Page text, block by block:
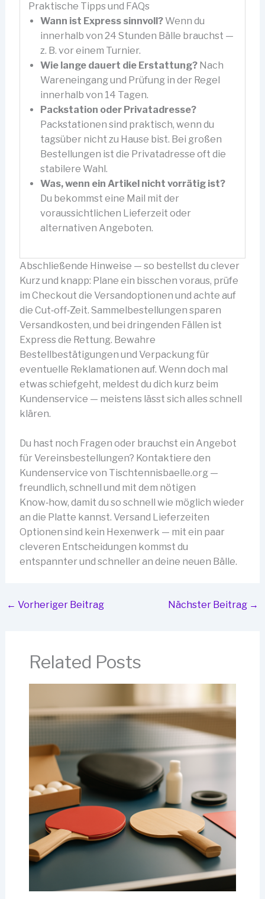
Praktische Tipps und FAQs
Wann ist Express sinnvoll?Wenn du
innerhalb von 24 Stunden Bälle brauchst —
z. B. vor einem Turnier.
Wie lange dauert die Erstattung?Nach
Wareneingang und Prüfung in der Regel
innerhalb von 14 Tagen.
Packstation oder Privatadresse?
Packstationen sind praktisch, wenn du
tagsüber nicht zu Hause bist. Bei großen
Bestellungen ist die Privatadresse oft die
stabilere Wahl.
Was, wenn ein Artikel nicht vorrätig ist?
Du bekommst eine Mail mit der
voraussichtlichen Lieferzeit oder
alternativen Angeboten.
Abschließende Hinweise — so bestellst du clever
Kurz und knapp: Plane ein bisschen voraus, prüfe
im Checkout die Versandoptionen und achte auf
die Cut‑off‑Zeit. Sammelbestellungen sparen
Versandkosten, und bei dringenden Fällen ist
Express die Rettung. Bewahre
Bestellbestätigungen und Verpackung für
eventuelle Reklamationen auf. Wenn doch mal
etwas schiefgeht, meldest du dich kurz beim
Kundenservice — meistens lässt sich alles schnell
klären.
Du hast noch Fragen oder brauchst ein Angebot
für Vereinsbestellungen? Kontaktiere den
Kundenservice von Tischtennisbaelle.org —
freundlich, schnell und mit dem nötigen
Know‑how, damit du so schnell wie möglich wieder
an die Platte kannst. Versand Lieferzeiten
Optionen sind kein Hexenwerk — mit ein paar
cleveren Entscheidungen kommst du
entspannter und schneller an deine neuen Bälle.
← Vorheriger Beitrag Nächster Beitrag →
Related Posts